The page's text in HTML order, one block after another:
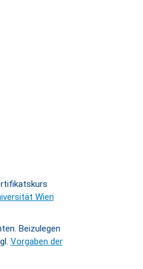
Wien
Beizulegen
Vorgaben der